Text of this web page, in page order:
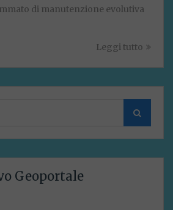
di manutenzione evolutiva
Leggi tutto
Search
Geoportale